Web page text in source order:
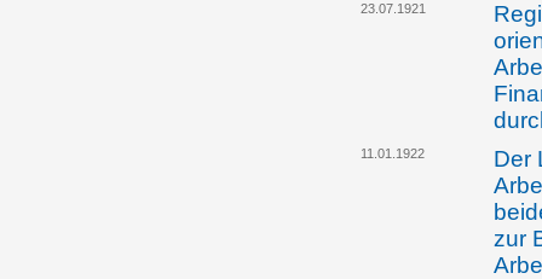
23.07.1921
11.01.1922
Der
zur